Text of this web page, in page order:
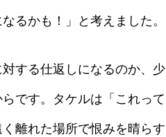
るかも！」と考えました。
する仕返しになるのか、
です。タケルは「これっ
離れた場所で恨みを晴ら